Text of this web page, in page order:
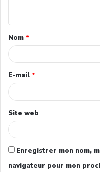
Nom *
E-mail *
Site web
Enregistrer mon nom,
navigateur pour mon